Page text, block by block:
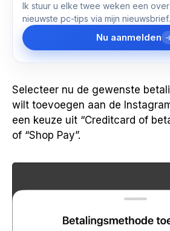
Ik stuur u elke twee weken een
nieuwste pc-tips via mijn nieuwsbrief.
Nu aanmelden
Selecteer nu de gewenste
wilt toevoegen aan de
een keuze uit “Creditcard of
of “Shop Pay”.